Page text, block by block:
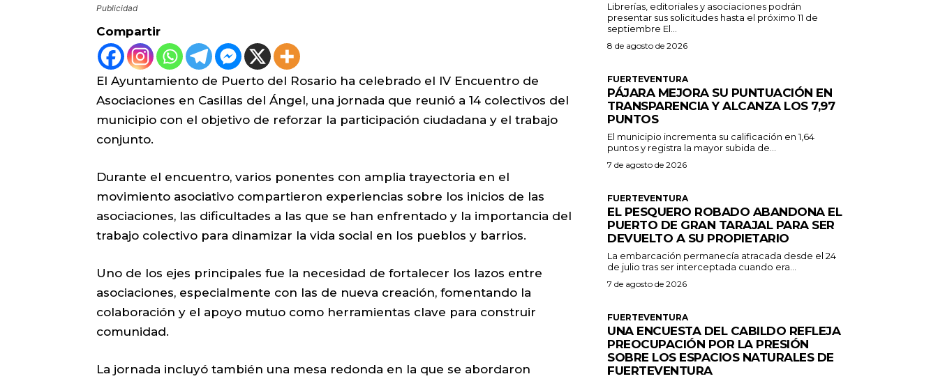
Publicidad
Compartir
El Ayuntamiento de Puerto del Rosario ha celebrado el IV Encuentro de
Asociaciones en Casillas del Ángel, una jornada que reunió a 14 colectivos del
municipio con el objetivo de reforzar la participación ciudadana y el trabajo
conjunto.
Durante el encuentro, varios ponentes con amplia trayectoria en el
movimiento asociativo compartieron experiencias sobre los inicios de las
asociaciones, las dificultades a las que se han enfrentado y la importancia del
trabajo colectivo para dinamizar la vida social en los pueblos y barrios.
Uno de los ejes principales fue la necesidad de fortalecer los lazos entre
asociaciones, especialmente con las de nueva creación, fomentando la
colaboración y el apoyo mutuo como herramientas clave para construir
comunidad.
La jornada incluyó también una mesa redonda en la que se abordaron
Librerías, editoriales y asociaciones podrán
presentar sus solicitudes hasta el próximo 11 de
septiembre El...
8 de agosto de 2026
FUERTEVENTURA
PÁJARA MEJORA SU PUNTUACIÓN EN
TRANSPARENCIA Y ALCANZA LOS 7,97
PUNTOS
El municipio incrementa su calificación en 1,64
puntos y registra la mayor subida de...
7 de agosto de 2026
FUERTEVENTURA
EL PESQUERO ROBADO ABANDONA EL
PUERTO DE GRAN TARAJAL PARA SER
DEVUELTO A SU PROPIETARIO
La embarcación permanecía atracada desde el 24
de julio tras ser interceptada cuando era...
7 de agosto de 2026
FUERTEVENTURA
UNA ENCUESTA DEL CABILDO REFLEJA
PREOCUPACIÓN POR LA PRESIÓN
SOBRE LOS ESPACIOS NATURALES DE
FUERTEVENTURA